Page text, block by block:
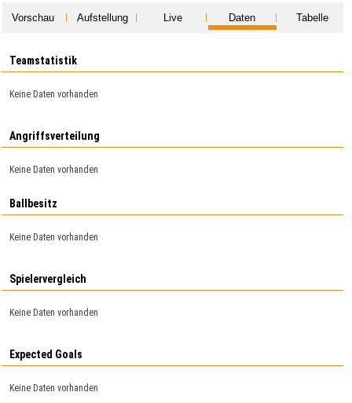
Vorschau Aufstellung Live Daten Tabelle
Teamstatistik
Keine Daten vorhanden
Angriffsverteilung
Keine Daten vorhanden
Ballbesitz
Keine Daten vorhanden
Spielervergleich
Keine Daten vorhanden
Expected Goals
Keine Daten vorhanden